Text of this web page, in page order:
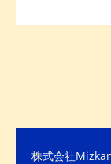
株式会社